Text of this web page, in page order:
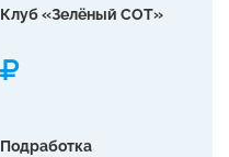
Клуб «Зелёный СОТ»
Подработка